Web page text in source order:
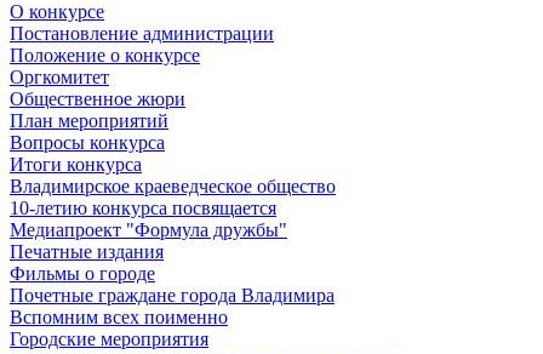
О конкурсе
Постановление администрации
Положение о конкурсе
Оргкомитет
Общественное жюри
План мероприятий
Вопросы конкурса
Итоги конкурса
Владимирское краеведческое общество
10-летию конкурса посвящается
Медиапроект "Формула дружбы"
Печатные издания
Фильмы о городе
Почетные граждане города Владимира
Вспомним всех поименно
Городские мероприятия